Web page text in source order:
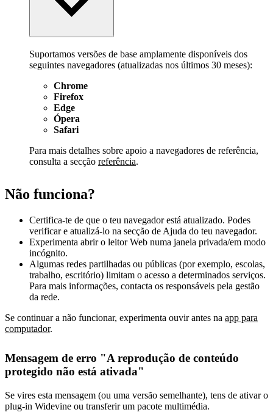
Suportamos versões de base amplamente disponíveis dos
seguintes navegadores (atualizadas nos últimos 30 meses):
Chrome
Firefox
Edge
Ópera
Safari
Para mais detalhes sobre apoio a navegadores de referência,
consulta a secção referência.
Não funciona?
Certifica-te de que o teu navegador está atualizado. Podes
verificar e atualizá-lo na secção de Ajuda do teu navegador.
Experimenta abrir o leitor Web numa janela privada/em modo
incógnito.
Algumas redes partilhadas ou públicas (por exemplo, escolas,
trabalho, escritório) limitam o acesso a determinados serviços.
Para mais informações, contacta os responsáveis pela gestão
da rede.
Se continuar a não funcionar, experimenta ouvir antes na app para
computador.
Mensagem de erro "A reprodução de conteúdo
protegido não está ativada"
Se vires esta mensagem (ou uma versão semelhante), tens de ativar o
plug-in Widevine ou transferir um pacote multimédia.